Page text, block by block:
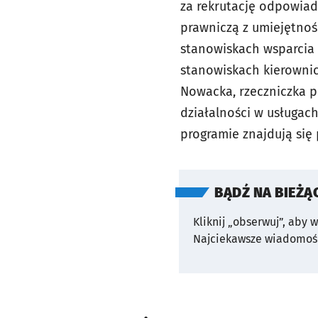
za rekrutację
prawniczą z
stanowiskach
stanowiskach
Nowacka, rzeczniczka
działalności w
programie znajdują się
BĄDŹ NA
Kliknij „obserwuj”, aby
Najciekawsze